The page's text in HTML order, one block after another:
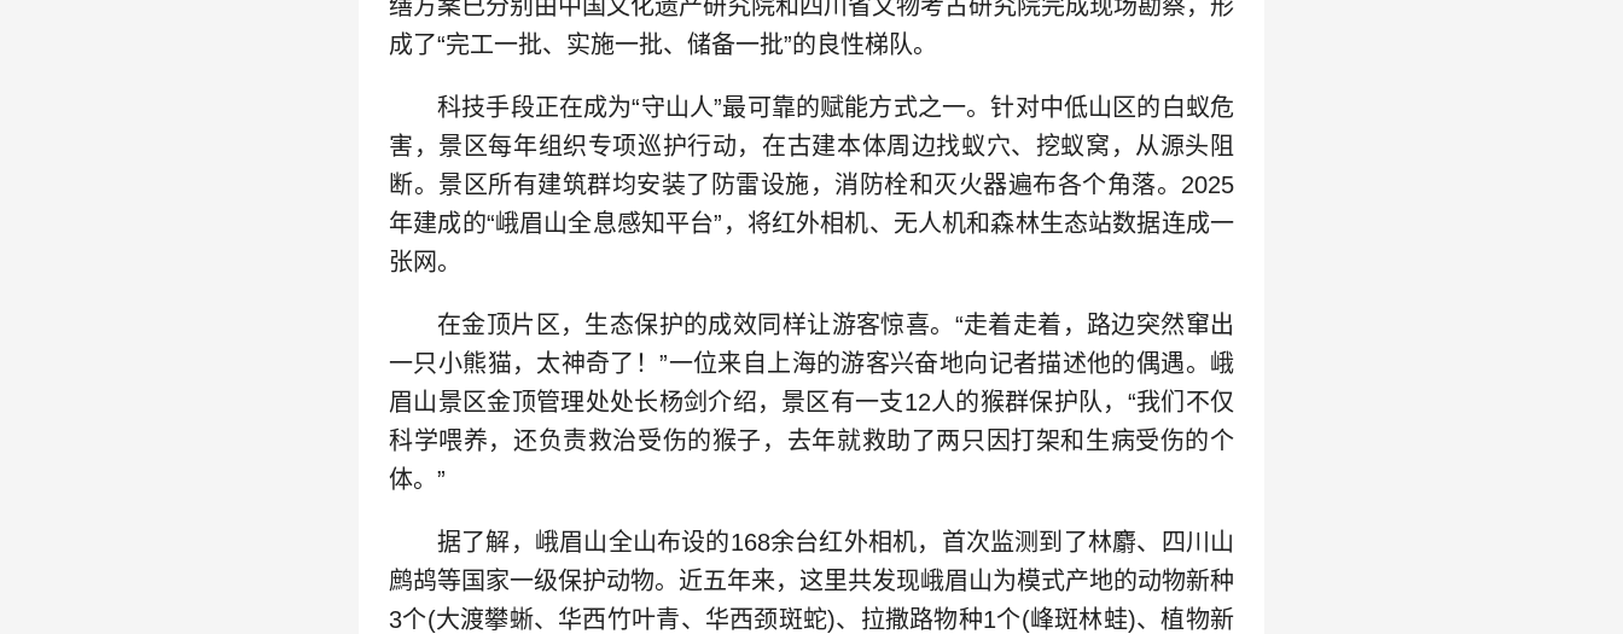
缮方案已分别由中国文化遗产研究院和四川省文物考古研究院完成现场勘察，形
成了“完工一批、实施一批、储备一批”的良性梯队。
科技手段正在成为“守山人”最可靠的赋能方式之一。针对中低山区的白蚁危
害，景区每年组织专项巡护行动，在古建本体周边找蚁穴、挖蚁窝，从源头阻
断。景区所有建筑群均安装了防雷设施，消防栓和灭火器遍布各个角落。2025
年建成的“峨眉山全息感知平台”，将红外相机、无人机和森林生态站数据连成一
张网。
在金顶片区，生态保护的成效同样让游客惊喜。“走着走着，路边突然窜出
一只小熊猫，太神奇了！”一位来自上海的游客兴奋地向记者描述他的偶遇。峨
眉山景区金顶管理处处长杨剑介绍，景区有一支12人的猴群保护队，“我们不仅
科学喂养，还负责救治受伤的猴子，去年就救助了两只因打架和生病受伤的个
体。”
据了解，峨眉山全山布设的168余台红外相机，首次监测到了林麝、四川山
鹧鸪等国家一级保护动物。近五年来，这里共发现峨眉山为模式产地的动物新种
3个(大渡攀蜥、华西竹叶青、华西颈斑蛇)、拉撒路物种1个(峰斑林蛙)、植物新